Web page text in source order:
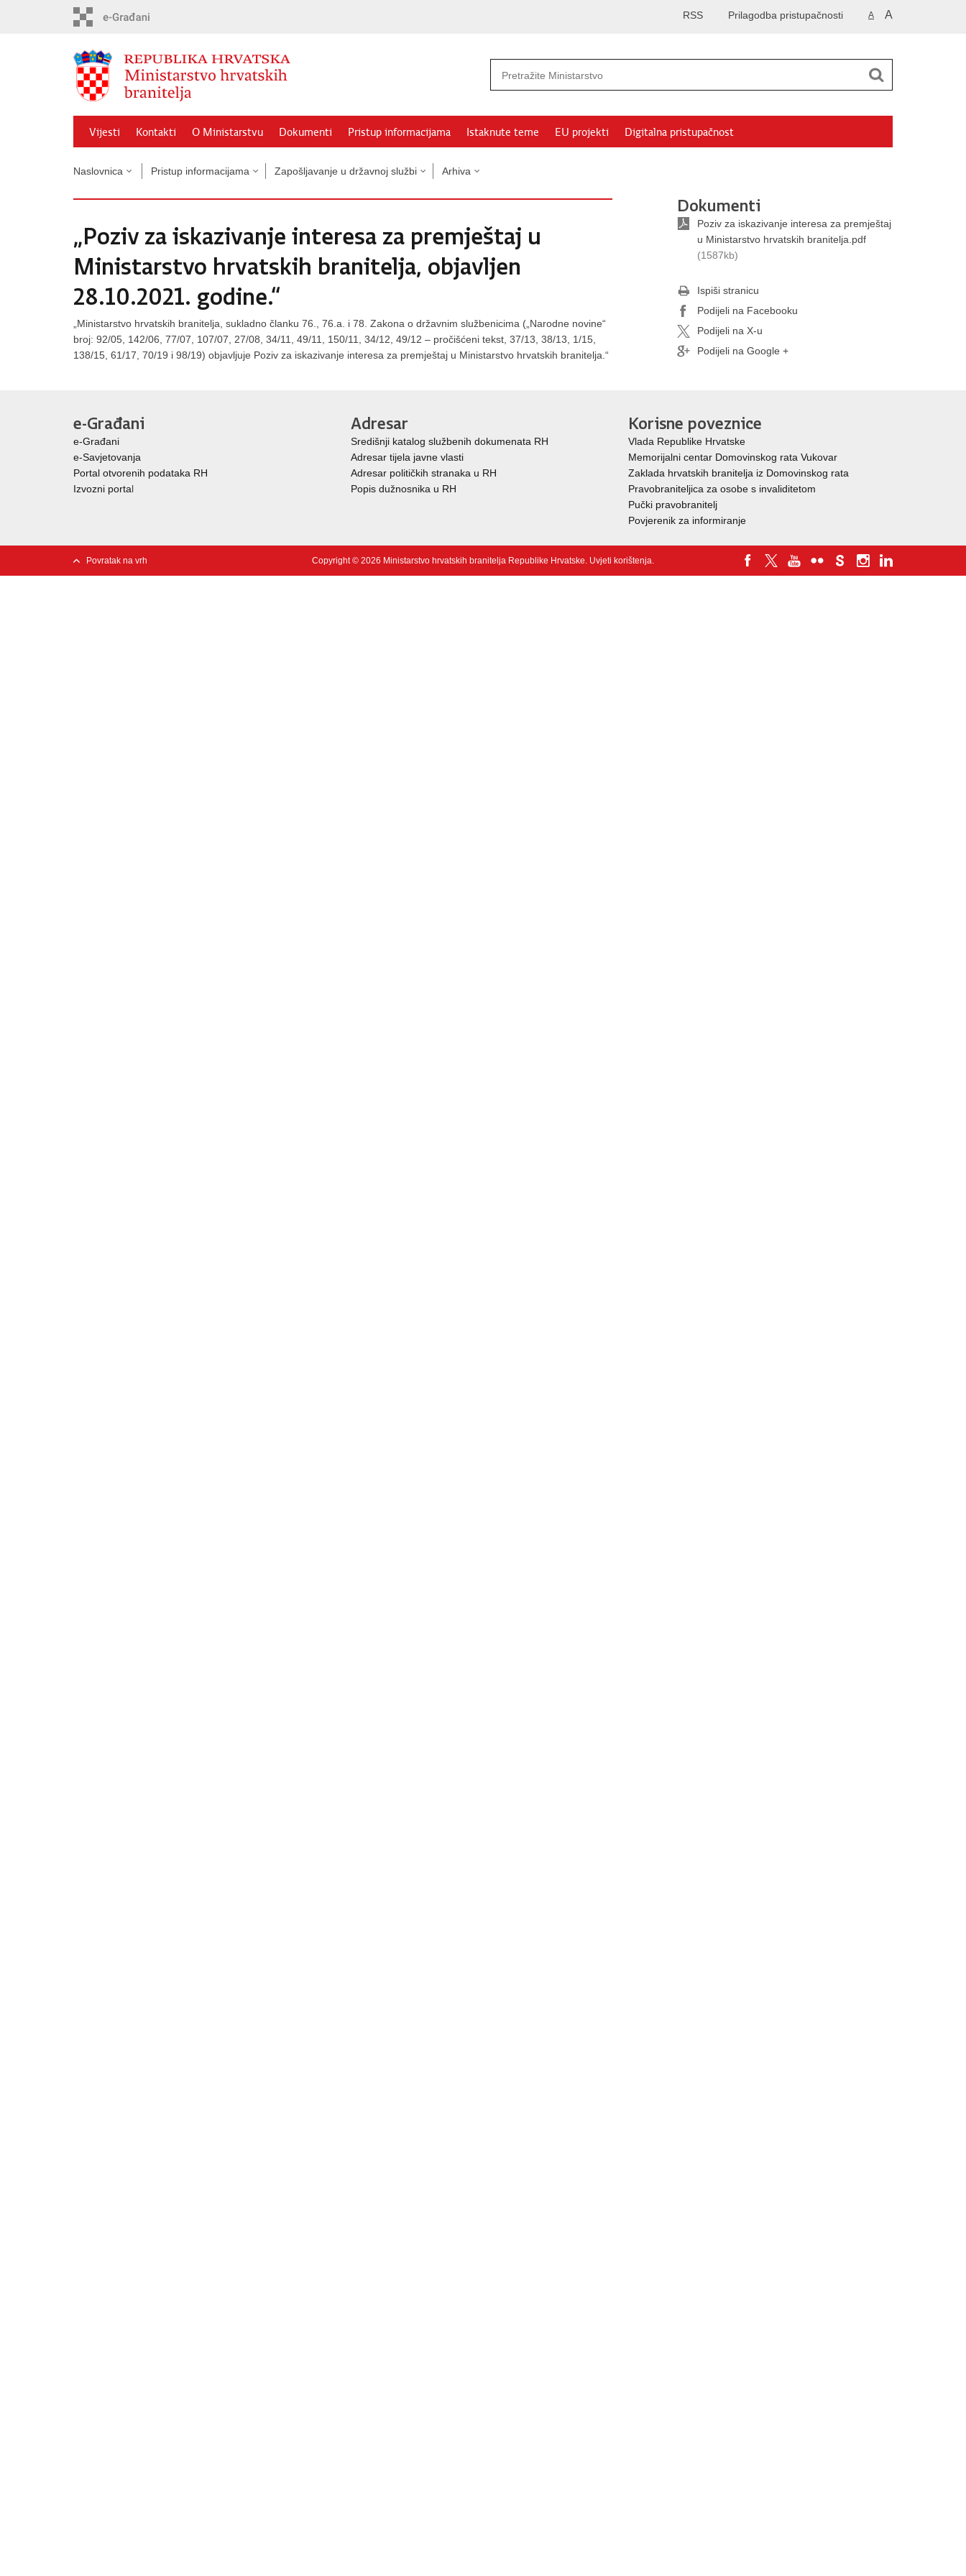
A A
Prilagodba pristupačnosti
RSS
Vijesti Kontakti O Ministarstvu Dokumenti Pristup informacijama Istaknute teme EU projekti Digitalna pristupačnost
Naslovnica Pristup informacijama Zapošljavanje u državnoj službi Arhiva
„Poziv za iskazivanje interesa za premještaj u
Ministarstvo hrvatskih branitelja, objavljen
28.10.2021. godine.“
„Ministarstvo hrvatskih branitelja, sukladno članku 76., 76.a. i 78. Zakona o državnim službenicima („Narodne novine“
broj: 92/05, 142/06, 77/07, 107/07, 27/08, 34/11, 49/11, 150/11, 34/12, 49/12 – pročišćeni tekst, 37/13, 38/13, 1/15,
138/15, 61/17, 70/19 i 98/19) objavljuje Poziv za iskazivanje interesa za premještaj u Ministarstvo hrvatskih branitelja.“
Dokumenti
Poziv za iskazivanje interesa za premještaj
u Ministarstvo hrvatskih branitelja.pdf
(1587kb)
Ispiši stranicu
Podijeli na Facebooku
Podijeli na X-u
Podijeli na Google +
e-Građani
e-Građani
e-Savjetovanja
Portal otvorenih podataka RH
Izvozni portal
Adresar
Središnji katalog službenih dokumenata RH
Adresar tijela javne vlasti
Adresar političkih stranaka u RH
Popis dužnosnika u RH
Korisne poveznice
Vlada Republike Hrvatske
Memorijalni centar Domovinskog rata Vukovar
Zaklada hrvatskih branitelja iz Domovinskog rata
Pravobraniteljica za osobe s invaliditetom
Pučki pravobranitelj
Povjerenik za informiranje
Povratak na vrh Copyright © 2026 Ministarstvo hrvatskih branitelja Republike Hrvatske. Uvjeti korištenja.